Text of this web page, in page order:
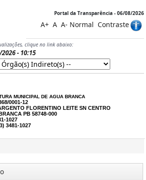
Portal da Transparência - 06/08/2026
A+ A A- Normal Contraste
clique no link abaixo:
- 10:15
MUNICIPAL DE AGUA BRANCA
0001-12
FLORENTINO LEITE SN CENTRO
PB 58748-000
1027
3481-1027